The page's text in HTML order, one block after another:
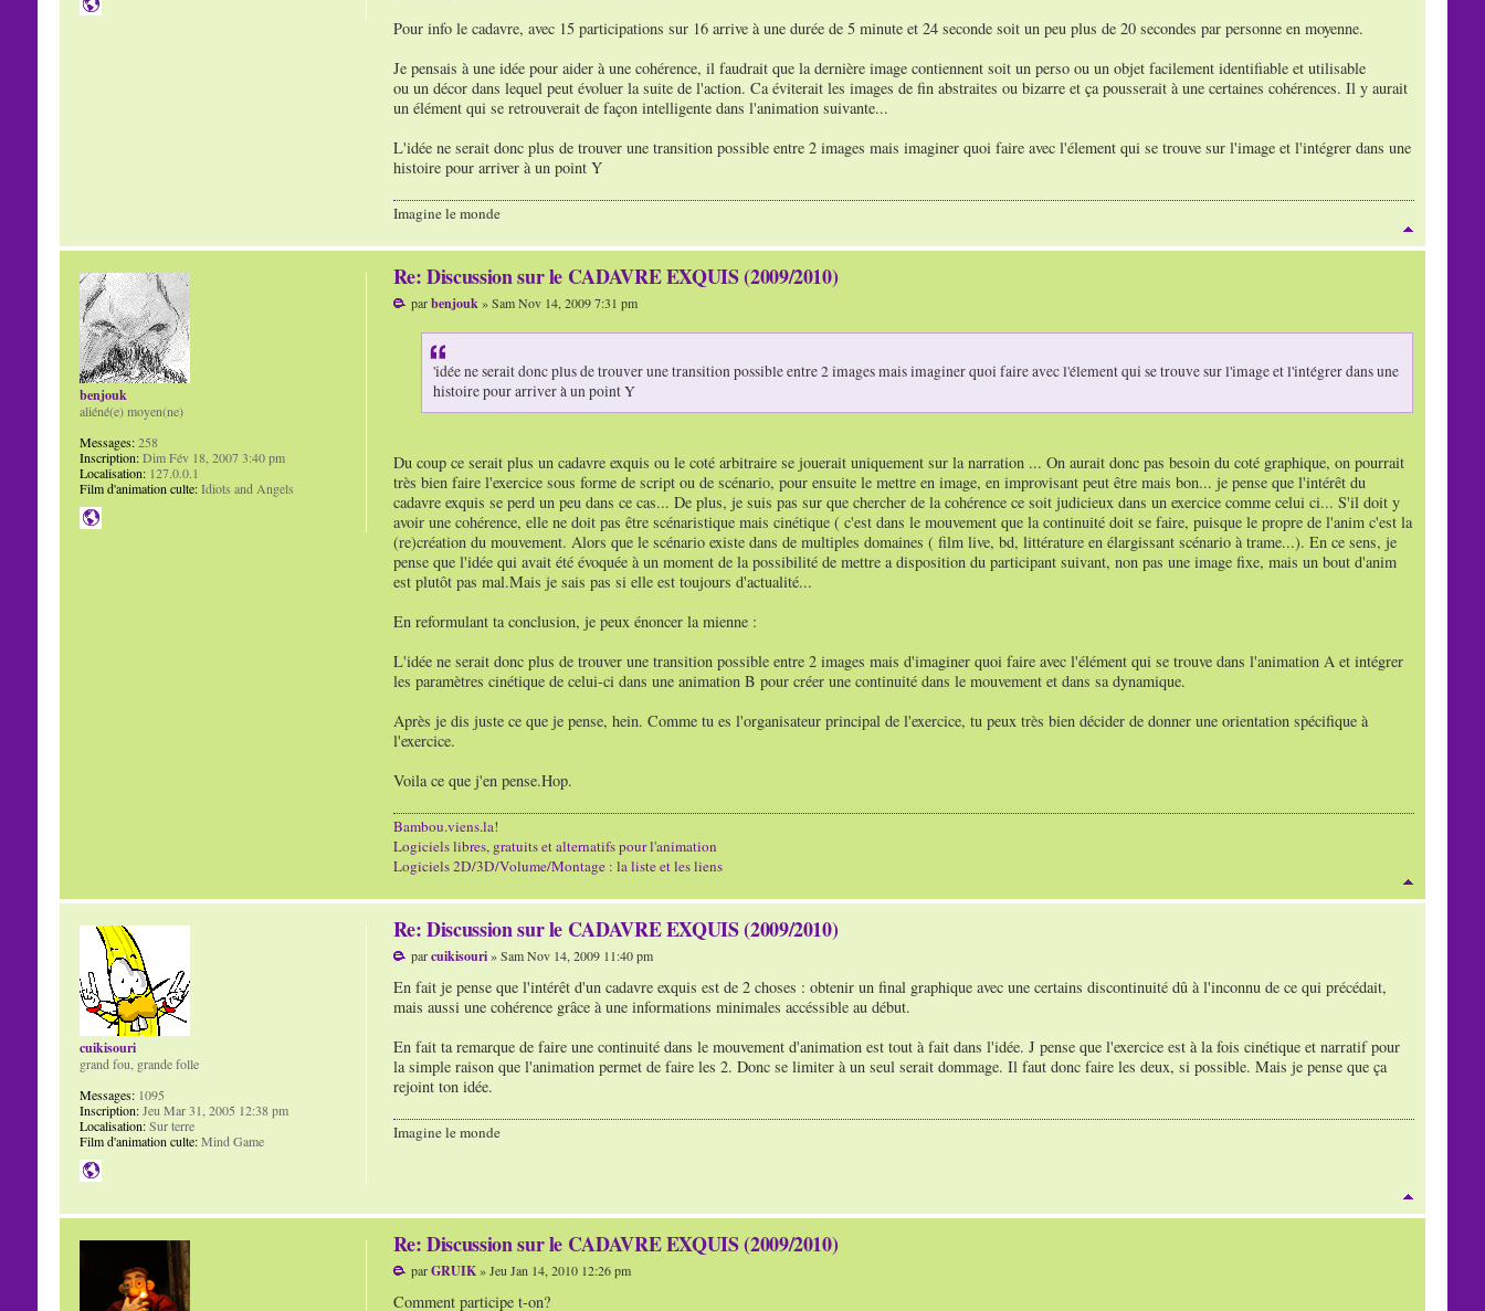
Pour info le cadavre, avec 15 participations sur 16 arrive à une durée de 5 minute et 24 seconde soit un peu plus de 20 secondes par personne en moyenne.
Je pensais à une idée pour aider à une cohérence, il faudrait que la dernière image contiennent soit un perso ou un objet facilement identifiable et utilisable
ou un décor dans lequel peut évoluer la suite de l'action. Ca éviterait les images de fin abstraites ou bizarre et ça pousserait à une certaines cohérences. Il y aurait
un élément qui se retrouverait de façon intelligente dans l'animation suivante...
L'idée ne serait donc plus de trouver une transition possible entre 2 images mais imaginer quoi faire avec l'élement qui se trouve sur l'image et l'intégrer dans une
histoire pour arriver à un point Y
Imagine le monde
Re: Discussion sur le CADAVRE EXQUIS (2009/2010)
parbenjouk » Sam Nov 14, 2009 7:31 pm
'idée ne serait donc plus de trouver une transition possible entre 2 images mais imaginer quoi faire avec l'élement qui se trouve sur l'image et l'intégrer dans une
histoire pour arriver à un point Y
Du coup ce serait plus un cadavre exquis ou le coté arbitraire se jouerait uniquement sur la narration ... On aurait donc pas besoin du coté graphique, on pourrait
très bien faire l'exercice sous forme de script ou de scénario, pour ensuite le mettre en image, en improvisant peut être mais bon... je pense que l'intérêt du
cadavre exquis se perd un peu dans ce cas... De plus, je suis pas sur que chercher de la cohérence ce soit judicieux dans un exercice comme celui ci... S'il doit y
avoir une cohérence, elle ne doit pas être scénaristique mais cinétique ( c'est dans le mouvement que la continuité doit se faire, puisque le propre de l'anim c'est la
(re)création du mouvement. Alors que le scénario existe dans de multiples domaines ( film live, bd, littérature en élargissant scénario à trame...). En ce sens, je
pense que l'idée qui avait été évoquée à un moment de la possibilité de mettre a disposition du participant suivant, non pas une image fixe, mais un bout d'anim
est plutôt pas mal.Mais je sais pas si elle est toujours d'actualité...
En reformulant ta conclusion, je peux énoncer la mienne :
L'idée ne serait donc plus de trouver une transition possible entre 2 images mais d'imaginer quoi faire avec l'élément qui se trouve dans l'animation A et intégrer
les paramètres cinétique de celui-ci dans une animation B pour créer une continuité dans le mouvement et dans sa dynamique.
Après je dis juste ce que je pense, hein. Comme tu es l'organisateur principal de l'exercice, tu peux très bien décider de donner une orientation spécifique à
l'exercice.
Voila ce que j'en pense.Hop.
Bambou.viens.la!
Logiciels libres, gratuits et alternatifs pour l'animation
Logiciels 2D/3D/Volume/Montage : la liste et les liens
benjouk
aliéné(e) moyen(ne)
Messages:258
Inscription:Dim Fév 18, 2007 3:40 pm
Localisation:127.0.0.1
Film d'animation culte:Idiots and Angels
Re: Discussion sur le CADAVRE EXQUIS (2009/2010)
parcuikisouri» Sam Nov 14, 2009 11:40 pm
En fait je pense que l'intérêt d'un cadavre exquis est de 2 choses : obtenir un final graphique avec une certains discontinuité dû à l'inconnu de ce qui précédait,
mais aussi une cohérence grâce à une informations minimales accéssible au début.
En fait ta remarque de faire une continuité dans le mouvement d'animation est tout à fait dans l'idée. J pense que l'exercice est à la fois cinétique et narratif pour
la simple raison que l'animation permet de faire les 2. Donc se limiter à un seul serait dommage. Il faut donc faire les deux, si possible. Mais je pense que ça
rejoint ton idée.
Imagine le monde
cuikisouri
grand fou, grande folle
Messages:1095
Inscription:Jeu Mar 31, 2005 12:38 pm
Localisation:Sur terre
Film d'animation culte:Mind Game
Re: Discussion sur le CADAVRE EXQUIS (2009/2010)
parGRUIK» Jeu Jan 14, 2010 12:26 pm
Comment participe t-on?